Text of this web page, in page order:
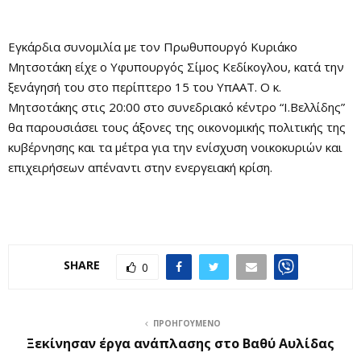
Εγκάρδια συνομιλία με τον Πρωθυπουργό Κυριάκο
Μητσοτάκη είχε ο Υφυπουργός Σίμος Κεδίκογλου, κατά την
ξενάγησή του στο περίπτερο 15 του ΥπΑΑΤ. Ο κ.
Μητσοτάκης στις 20:00 στο συνεδριακό κέντρο “Ι.Βελλίδης”
θα παρουσιάσει τους άξονες της οικονομικής πολιτικής της
κυβέρνησης και τα μέτρα για την ενίσχυση νοικοκυριών και
επιχειρήσεων απέναντι στην ενεργειακή κρίση.
SHARE 0
ΠΡΟΗΓΟΎΜΕΝΟ
Ξεκίνησαν έργα ανάπλασης στο Βαθύ Αυλίδας